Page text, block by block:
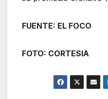
FUENTE: EL FOCO
FOTO: CORTESIA